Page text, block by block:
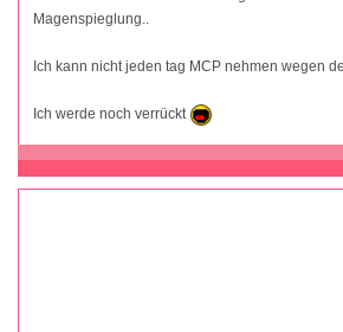
Magenspieglung..
Ich kann nicht jeden tag MCP nehmen wegen
Ich werde noch verrückt